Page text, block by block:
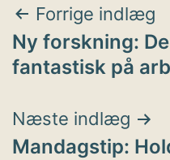
Forrige indlæg
Ny forskning:
fantastisk på
Næste indlæg
Mandagstip: